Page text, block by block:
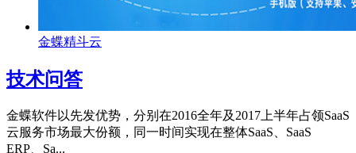
金蝶精斗云
技术问答
金蝶软件以先发优势，分别在2016全年及2017上半年占领SaaS
云服务市场最大份额，同一时间实现在整体SaaS、SaaS
ERP、Sa...